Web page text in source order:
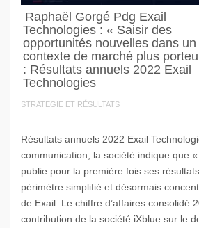
Raphaël Gorgé Pdg Exail
Technologies : « Saisir des
opportunités nouvelles dans un
contexte de marché plus
: Résultats annuels 2022 Exail
Technologies
STRATEGIE ET RÉSULTATS
Résultats annuels 2022 Exail
communication, la société indique que
publie pour la première fois ses
périmètre simplifié et désormais
de Exail. Le chiffre d’affaires consolidé
contribution de la société iXblue sur le